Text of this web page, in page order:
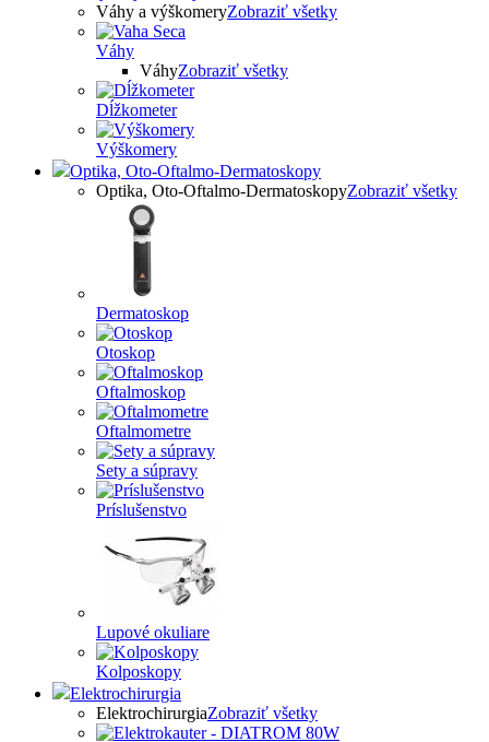
Váhy a výškomeryZobraziť všetky
Váhy
VáhyZobraziť všetky
Dĺžkometer
Výškomery
Optika, Oto-Oftalmo-Dermatoskopy
Optika, Oto-Oftalmo-DermatoskopyZobraziť všetky
Dermatoskop
Otoskop
Oftalmoskop
Oftalmometre
Sety a súpravy
Príslušenstvo
Lupové okuliare
Kolposkopy
Elektrochirurgia
ElektrochirurgiaZobraziť všetky